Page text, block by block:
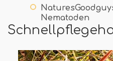
Nematoden